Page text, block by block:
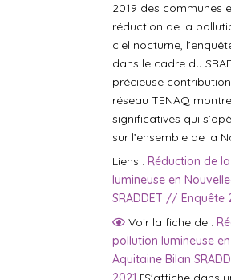
2019 des communes
réduction de la
ciel nocturne,
dans le cadre du
précieuse
réseau TENAQ
significatives qui
sur l’ensemble de la
Liens : Réduction de
lumineuse en
SRADDET // Enquête
Voir la fiche de :
pollution lumineuse
Aquitaine Bilan